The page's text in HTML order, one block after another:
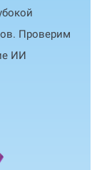
Проверим
ИИ